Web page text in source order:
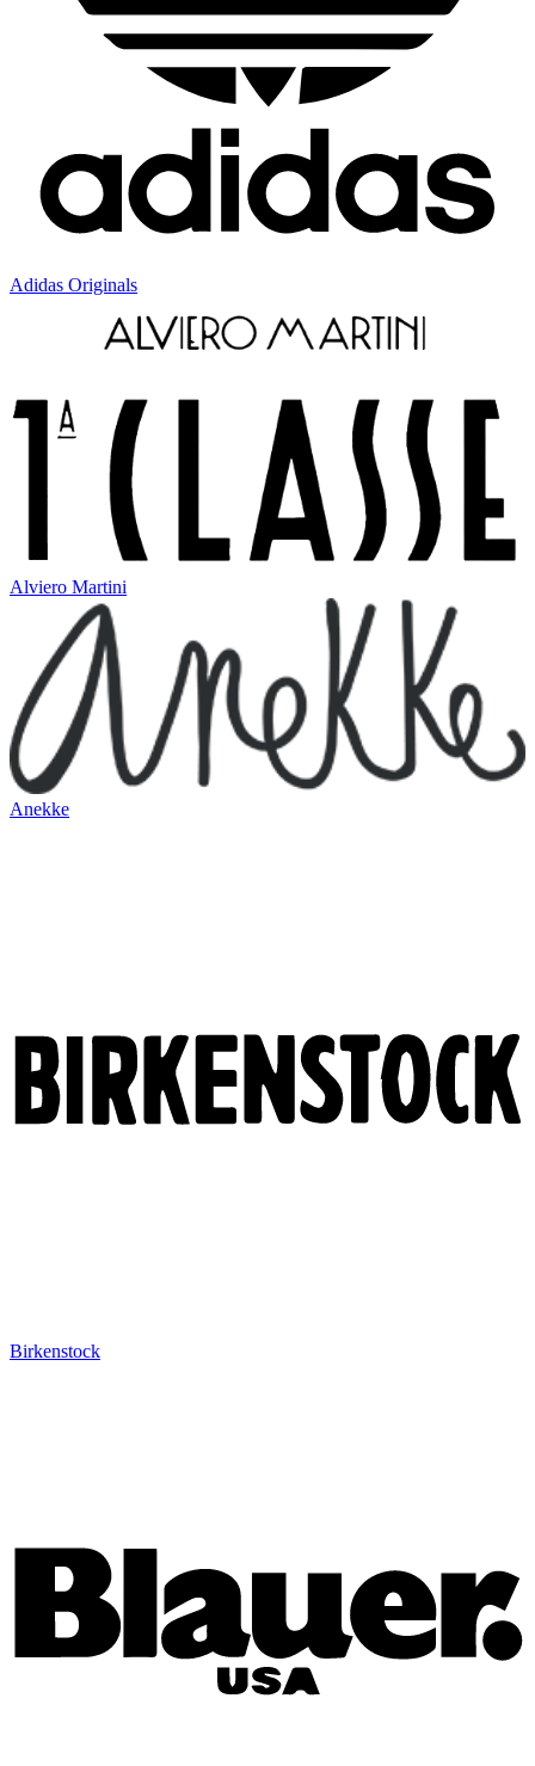
Adidas Originals
Alviero Martini
Anekke
Birkenstock